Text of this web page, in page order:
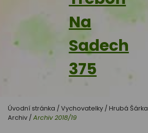
Na
Sadech
375
Úvodní stránka / Vychovatelky / Hrubá Šárka
Archiv / Archiv 2018/19